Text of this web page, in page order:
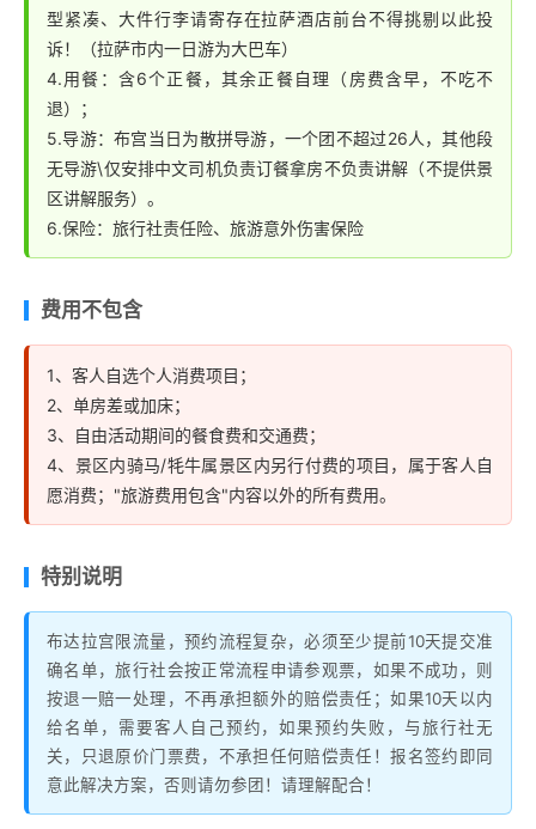
型紧凑、大件行李请寄存在拉萨酒店前台不得挑剔以此投
诉！（拉萨市内一日游为大巴车）
4.用餐：含6个正餐，其余正餐自理（房费含早，不吃不
退）；
5.导游：布宫当日为散拼导游，一个团不超过26人，其他段
无导游\仅安排中文司机负责订餐拿房不负责讲解（不提供景
区讲解服务）。
6.保险：旅行社责任险、旅游意外伤害保险
费用不包含
1、客人自选个人消费项目；
2、单房差或加床；
3、自由活动期间的餐食费和交通费；
4、景区内骑马/牦牛属景区内另行付费的项目，属于客人自
愿消费；"旅游费用包含"内容以外的所有费用。
特别说明
布达拉宫限流量，预约流程复杂，必须至少提前10天提交准
确名单，旅行社会按正常流程申请参观票，如果不成功，则
按退一赔一处理，不再承担额外的赔偿责任；如果10天以内
给名单，需要客人自己预约，如果预约失败，与旅行社无
关，只退原价门票费，不承担任何赔偿责任！报名签约即同
意此解决方案，否则请勿参团！请理解配合！